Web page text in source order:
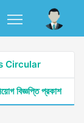
Circular
বিজ্ঞপ্তি প্রকাশ